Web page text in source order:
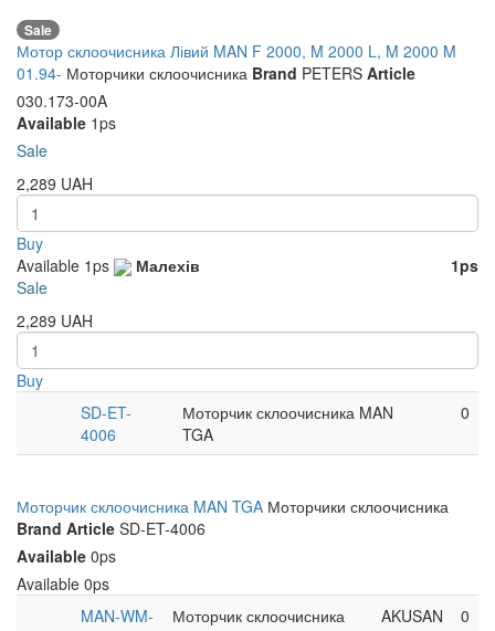
Sale
Мотор склоочисника Лівий MAN F 2000, M 2000 L, M 2000 M
01.94- Моторчики склоочисника Brand PETERS Article
030.173-00A
Available 1ps
Sale
2,289 UAH
Buy
Available 1ps Малехів
1ps
Sale
2,289 UAH
Buy
SD-ET-
4006
Моторчик склоочисника MAN
TGA
0
Моторчик склоочисника MAN TGA Моторчики склоочисника
Brand Article SD-ET-4006
Available 0ps
Available 0ps
MAN-WM-
Моторчик склоочисника
AKUSAN 0